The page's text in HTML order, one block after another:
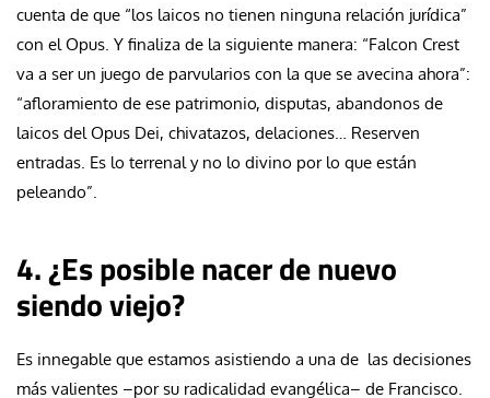
cuenta de que “los laicos no tienen ninguna relación jurídica”
con el Opus. Y finaliza de la siguiente manera: “Falcon Crest
va a ser un juego de parvularios con la que se avecina ahora”:
“afloramiento de ese patrimonio, disputas, abandonos de
laicos del Opus Dei, chivatazos, delaciones… Reserven
entradas. Es lo terrenal y no lo divino por lo que están
peleando”.
4. ¿Es posible nacer de nuevo
siendo viejo?
Es innegable que estamos asistiendo a una de las decisiones
más valientes –por su radicalidad evangélica– de Francisco.